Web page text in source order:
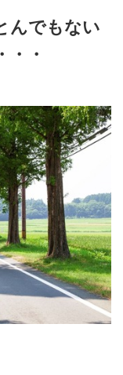
んでもない
・・